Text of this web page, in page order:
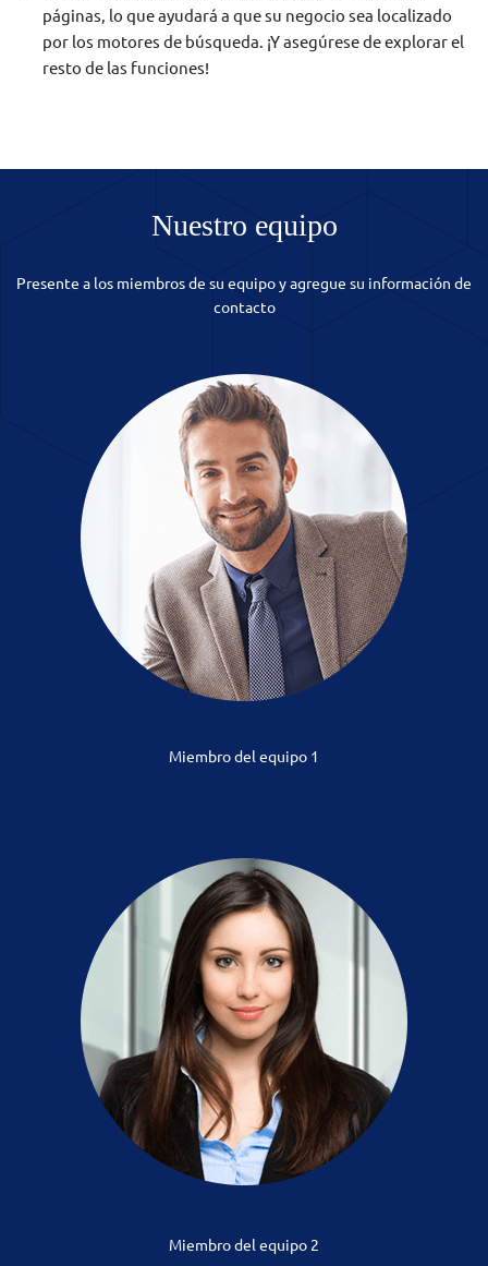
páginas, lo que ayudará a que su negocio sea localizado
por los motores de búsqueda. ¡Y asegúrese de explorar el
resto de las funciones!
Nuestro equipo
Presente a los miembros de su equipo y agregue su información de
contacto
Miembro del equipo 1
Miembro del equipo 2